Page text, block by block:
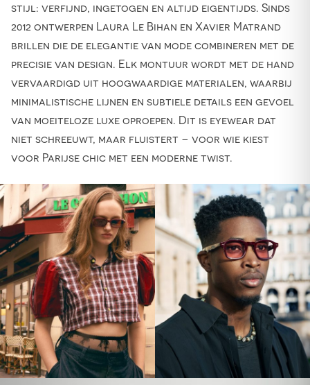
stijl: verfijnd, ingetogen en altijd eigentijds. Sinds
2012 ontwerpen Laura Le Bihan en Xavier Matrand
brillen die de elegantie van mode combineren met de
precisie van design. Elk montuur wordt met de hand
vervaardigd uit hoogwaardige materialen, waarbij
minimalistische lijnen en subtiele details een gevoel
van moeiteloze luxe oproepen. Dit is eyewear dat
niet schreeuwt, maar fluistert – voor wie kiest
voor Parijse chic met een moderne twist.